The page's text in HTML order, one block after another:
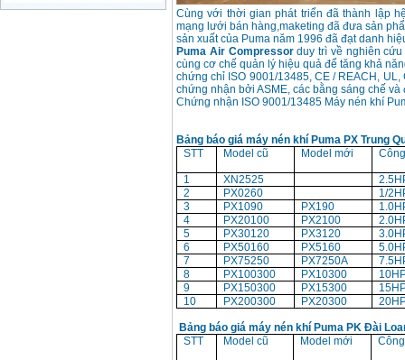
Cùng với thời gian phát triển đã thành lập
mạng lưới bán hàng,maketing đã đưa sản
sản xuất của Puma năm 1996 đã đạt danh
Puma Air Compressorduy trì về nghiên cứu
cùng cơ chế quản lý hiệu quả để tăng khả
chứng chỉ ISO 9001/13485, CE / REACH,
chứng nhận bởi ASME, các bằng sáng chế
Chứng nhận ISO 9001/13485 Máy nén khí
Bảng báo giá máy nén khí Puma PX Trung
STT
Model cũ Model mới
1 XN2525
2
PX0260
1/
3
PX1090 PX190
4
PX20100 PX2100
5
PX30120 PX3120
6
PX50160 PX5160
7
PX75250 PX7250A
8
PX100300 PX10300
9
PX150300 PX15300
10
PX200300 PX20300
Bảng báo giá máy nén khí Puma PK Đài
STT
Model cũ Model mới